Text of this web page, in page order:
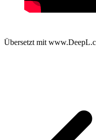
Übersetzt mit